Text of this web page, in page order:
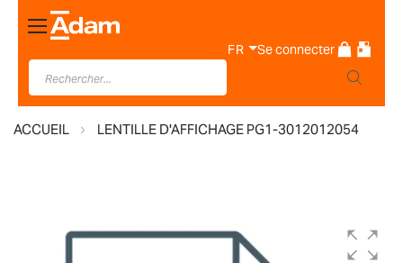
Basculer
la
navigation
FR Se connecter
ACCUEIL LENTILLE D'AFFICHAGE PG1-3012012054